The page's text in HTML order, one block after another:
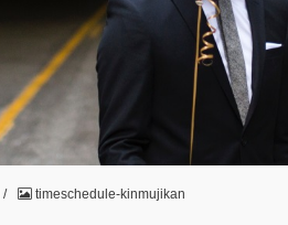
/ timeschedule-kinmujikan